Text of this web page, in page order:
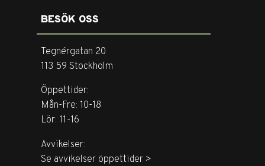
BESÖK OSS
Tegnérgatan 20
113 59 Stockholm
Öppettider:
Mån-Fre: 10-18
Lör: 11-16
Avvikelser:
Se avvikelser öppettider >